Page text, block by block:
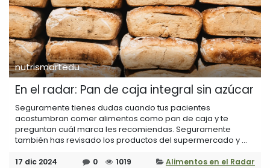
nutrismartedu
En el radar: Pan de caja integral sin azúcar
Seguramente tienes dudas cuando tus pacientes
acostumbran comer alimentos como pan de caja y te
preguntan cuál marca les recomiendas. Seguramente
también has revisado los productos del supermercado y ...
17 dic 2024 0 1019 Alimentos en el Radar